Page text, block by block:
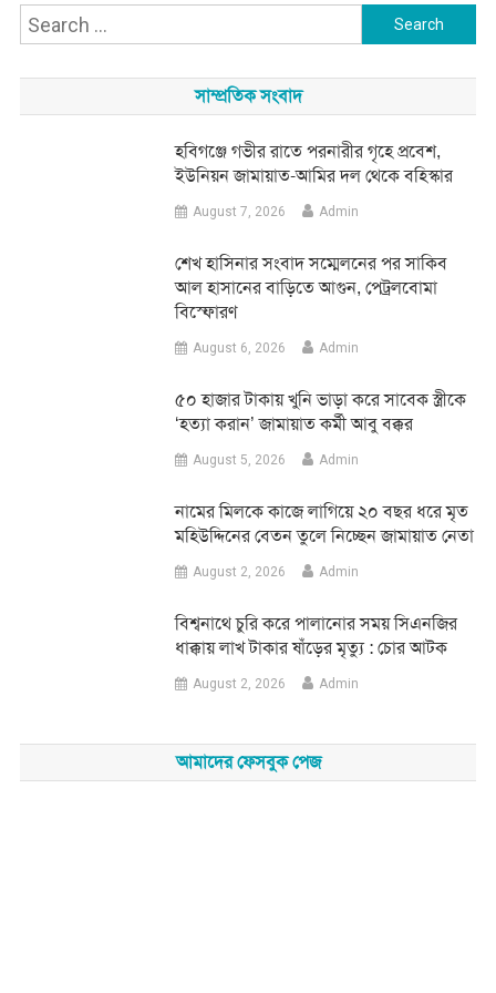
Search
সাম্প্রতিক সংবাদ
হবিগঞ্জে গভীর রাতে পরনারীর গৃহে প্রবেশ,
ইউনিয়ন জামায়াত-আমির দল থেকে বহিস্কার
August 7, 2026 Admin
শেখ হাসিনার সংবাদ সম্মেলনের পর সাকিব
আল হাসানের বাড়িতে আগুন, পেট্রলবোমা
বিস্ফোরণ
August 6, 2026 Admin
৫০ হাজার টাকায় খুনি ভাড়া করে সাবেক স্ত্রীকে
‘হত্যা করান’ জামায়াত কর্মী আবু বক্কর
August 5, 2026 Admin
নামের মিলকে কাজে লাগিয়ে ২০ বছর ধরে মৃত
মহিউদ্দিনের বেতন তুলে নিচ্ছেন জামায়াত নেতা
August 2, 2026 Admin
‎বিশ্বনাথে চুরি করে পালানোর সময় সিএনজির
ধাক্কায় লাখ টাকার ষাঁড়ের মৃত্যু : চোর আটক
August 2, 2026 Admin
আমাদের ফেসবুক পেজ